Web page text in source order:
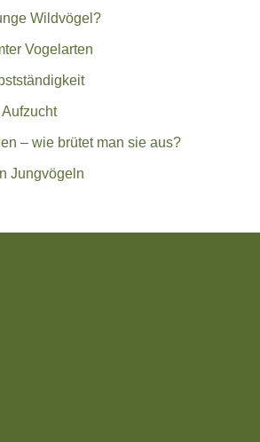
Wildvögel?
Vogelarten
– wie brütet man sie aus?
Jungvögeln